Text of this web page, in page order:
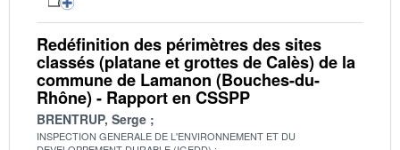
Redéfinition des périmètres des sites
classés (platane et grottes de Calès) de la
commune de Lamanon (Bouches-du-
Rhône) - Rapport en CSSPP
BRENTRUP, Serge
INSPECTION GENERALE DE L'ENVIRONNEMENT ET DU